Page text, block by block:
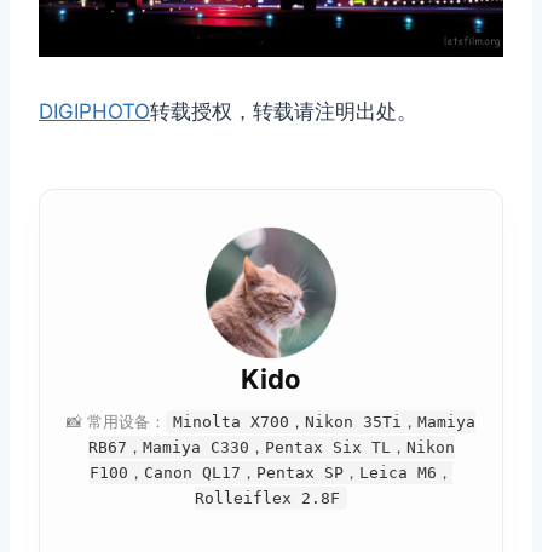
DIGIPHOTO转载授权，转载请注明出处。
Kido
📸 常用设备：
Minolta X700，Nikon 35Ti，Mamiya
RB67，Mamiya C330，Pentax Six TL，Nikon
F100，Canon QL17，Pentax SP，Leica M6，
Rolleiflex 2.8F